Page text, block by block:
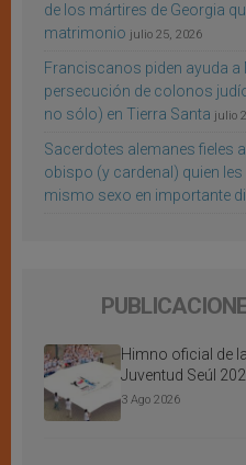
de los mártires de Georgia
matrimonio julio 25, 2026
Franciscanos piden ayuda a
persecución de colonos
no sólo) en Tierra Santa julio
Sacerdotes alemanes fieles
obispo (y cardenal) quien
mismo sexo en importante
Himno oficial de
Juventud Seúl
3 Ago 2026